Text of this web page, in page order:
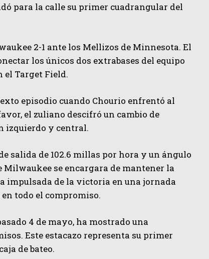
para la calle su primer cuadrangular del
2-1 ante los Mellizos de Minnesota. El
los únicos dos extrabases del equipo
el Target Field.
episodio cuando Chourio enfrentó al
el zuliano descifró un cambio de
izquierdo y central.
salida de 102.6 millas por hora y un ángulo
Milwaukee se encargara de mantener la
impulsada de la victoria en una jornada
todo el compromiso.
4 de mayo, ha mostrado una
Este estacazo representa su primer
de bateo.